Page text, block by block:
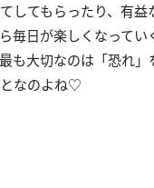
してもらったり、有益
ら毎日が楽しくなって
も大切なのは「恐れ
なのよね♡